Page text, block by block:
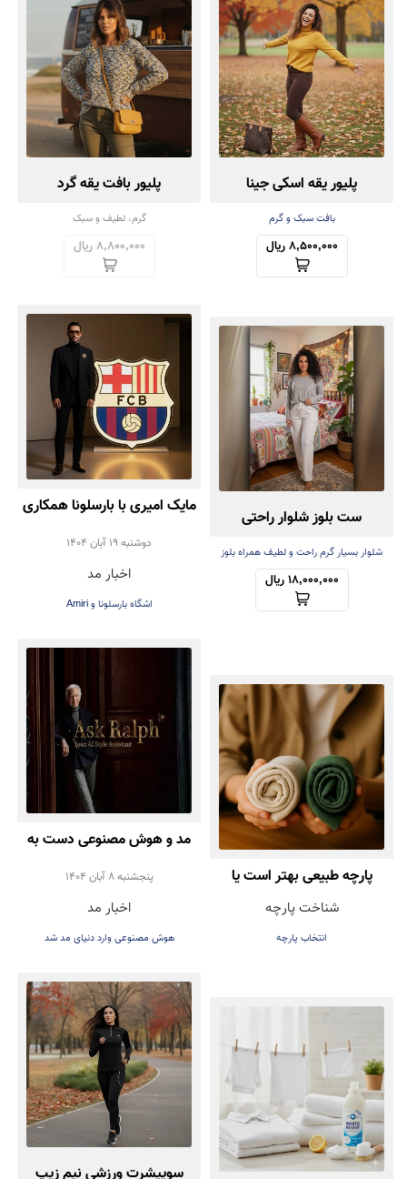
پلیور یقه اسکی جینا
بافت سبک و گرم
8,500,000 ریال
پلیور بافت یقه گرد
گرم، لطیف و سبک
8,800,000 ریال
ست بلوز شلوار راحتی
شلوار بسیار گرم راحت و لطیف همراه بلوز
سبک
18,000,000 ریال
مایک امیری با بارسلونا همکاری
باشگاه فوتبال بارسلونا در
طراحی لباس‌های رسمی
دوشنبه 19 آبان 1404
اخبار مد
اشگاه بارسلونا و Amiri
پارچه طبیعی بهتر است یا
مصنوعی؟ راهنمای انتخاب
درست هنگام خرید لباس
شناخت پارچه
انتخاب پارچه
مد و هوش مصنوعی دست به
دست هم دادند!
پنجشنبه 8 آبان 1404
اخبار مد
هوش مصنوعی وارد دنیای مد شد
سوییشرت ورزشی نیم زیپ